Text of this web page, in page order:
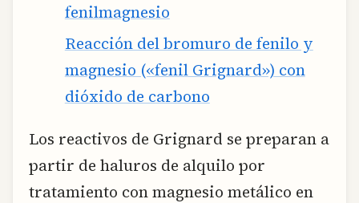
fenilmagnesio
Reacción del bromuro de fenilo y
magnesio («fenil Grignard») con
dióxido de carbono
Los reactivos de Grignard se preparan a
partir de haluros de alquilo por
tratamiento con magnesio metálico en